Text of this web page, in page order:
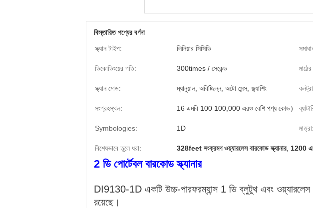
বিস্তারিত পণ্যের বর্ণনা
স্ক্যান টাইপ:
লিনিয়ার সিসিডি
ডিকোডিংয়ের গতি: 300times / সেকেন্ড
স্ক্যান মোড: ম্যানুয়াল, অবিচ্ছিন্ন, অটো সেন্স, ফ্ল্যাশিং
সংগ্রহস্থল: 16 এমবি 100 100,000 এরও বেশি পণ্য কোড）
Symbologies: 1D মাত্রা:
বিশেষভাবে তুলে ধরা: 328feet সংক্রমণ ওয়্যারলেস বারকোড স্ক্যানার 1200
2 ডি পোর্টেবল বারকোড স্ক্যানার
DI9130-1D একটি উচ্চ-পারফরম্যান্স 1 ডি ব্লুটুথ এবং ওয়্যারলেস
রয়েছে।